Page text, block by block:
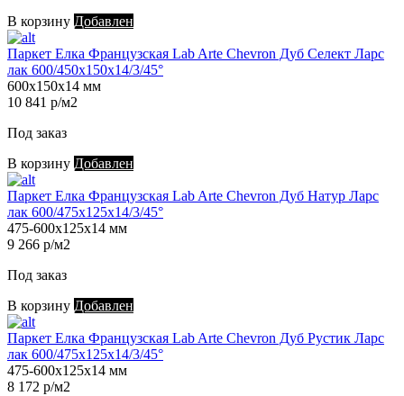
В корзину Добавлен
Паркет Елка Французская Lab Arte Chevron Дуб Селект Ларс
лак 600/450х150х14/3/45°
600х150х14 мм
10 841 р/м2
Под заказ
В корзину Добавлен
Паркет Елка Французская Lab Arte Chevron Дуб Натур Ларс
лак 600/475х125х14/3/45°
475-600х125х14 мм
9 266 р/м2
Под заказ
В корзину Добавлен
Паркет Елка Французская Lab Arte Chevron Дуб Рустик Ларс
лак 600/475х125х14/3/45°
475-600х125х14 мм
8 172 р/м2